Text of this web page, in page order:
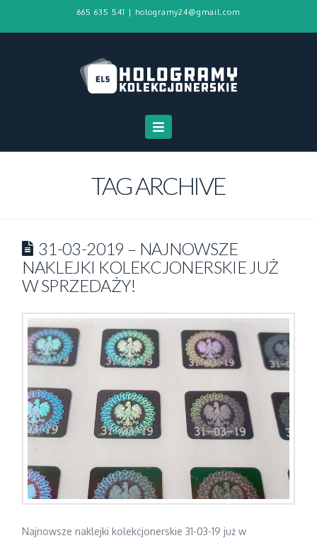
665 635 541 | hologramy24@gmail.com
Navigation
TAG ARCHIVE
31-03-2019 – NAJNOWSZE
NAKLEJKI KOLEKCJONERSKIE JUŻ
W SPRZEDAŻY!
Najnowsze naklejki kolekcjonerskie 31-03-19 już w